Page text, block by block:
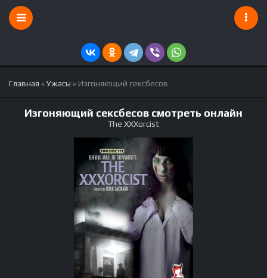
Главная »Ужасы » Изгоняющий сексбесов
Изгоняющий сексбесов смотреть онлайн
The XXXorcist